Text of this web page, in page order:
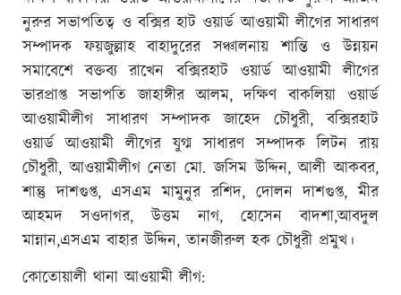
নুরুর সভাপতিত্ব ও বক্সির হাট ওয়ার্ড আওয়ামী লীগের সাধারণ
সম্পাদক ফয়জুল্লাহ বাহাদুরের সঞ্চালনায় শান্তি ও উন্নয়ন
সমাবেশে বক্তব্য রাখেন বক্সিরহাট ওয়ার্ড আওয়ামী লীগের
ভারপ্রাপ্ত সভাপতি জাহাঙ্গীর আলম, দক্ষিণ বাকলিয়া ওয়ার্ড
আওয়ামীলীগ সাধারণ সম্পাদক জাহেদ চৌধুরী, বক্সিরহাট
ওয়ার্ড আওয়ামী লীগের যুগ্ম সাধারণ সম্পাদক লিটন রায়
চৌধুরী, আওয়ামীলীগ নেতা মো. জসিম উদ্দিন, আলী আকবর,
শান্তু দাশগুপ্ত, এসএম মামুনুর রশিদ, দোলন দাশগুপ্ত, মীর
আহমদ সওদাগর, উত্তম নাগ, হোসেন বাদশা,আবদুল
মান্নান,এসএম বাহার উদ্দিন, তানজীরুল হক চৌধুরী প্রমুখ।
কোতোয়ালী থানা আওয়ামী লীগ: